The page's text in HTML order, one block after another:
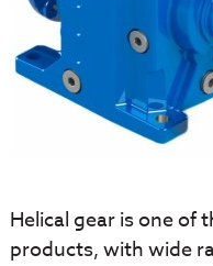
Helical gear is one of
products, with wide